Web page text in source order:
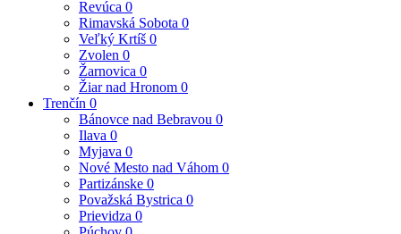
Revúca 0
Rimavská Sobota 0
Veľký Krtíš 0
Zvolen 0
Žarnovica 0
Žiar nad Hronom 0
Trenčín 0
Bánovce nad Bebravou 0
Ilava 0
Myjava 0
Nové Mesto nad Váhom 0
Partizánske 0
Považská Bystrica 0
Prievidza 0